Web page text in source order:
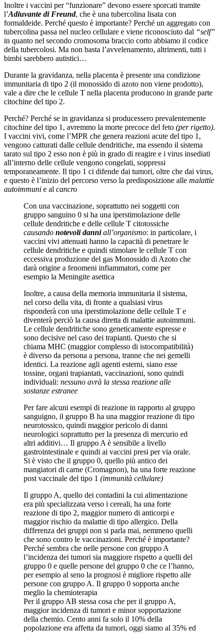
Inoltre i vaccini per “funzionare” devono essere sporcati tramite
l’Adiuvante di Freund, che è una tubercolina lisata con
formaldeide. Perché questo è importante? Perché un aggregato con
tubercolina passa nel nucleo cellulare e viene riconosciuto dal “self”
in quanto nel secondo cromosoma braccio corto abbiamo il codice
della tubercolosi. Ma non basta l’avvelenamento, altrimenti, tutti i
bimbi sarebbero autistici…
Durante la gravidanza, nella placenta è presente una condizione
immunitaria di tipo 2 (il monossido di azoto non viene prodotto),
vale a dire che le cellule T nella placenta producono in grande parte
citochine del tipo 2.
Perché? Perché se in gravidanza si producessero prevalentemente
citochine del tipo 1, avremmo la morte precoce del feto (per rigetto).
I vaccini vivi, come l’MPR che genera reazioni acute del tipo 1,
vengono catturati dalle cellule dendritiche, ma essendo il sistema
tarato sul tipo 2 esso non è più in grado di reagire e i virus insediati
all’interno delle cellule vengono congelati, soppressi
temporaneamente. Il tipo 1 ci difende dai tumori, oltre che dai virus,
e questo è l’inizio del percorso verso la predisposizione alle malattie
autoimmuni e al cancro
Con una vaccinazione, soprattutto nei soggetti con
gruppo sanguino 0 si ha una iperstimolazione delle
cellule dendritiche e delle cellule T citotossiche
causando notevoli danniall’organismo: in particolare, i
vaccini vivi attenuati hanno la capacità di penetrare le
cellule dendritiche e quindi stimolare le cellule T con
eccessiva produzione del gas Monossido di Azoto che
darà origine a fenomeni infiammatori, come per
esempio la Meningite asettica
Inoltre, a causa della memoria immunitaria il sistema,
nel corso della vita, di fronte a qualsiasi virus
risponderà con una iperstimolazione delle cellule T e
diventerà perciò la causa diretta di malattie autoimmuni.
Le cellule dendritiche sono geneticamente espresse e
sono decisive nel caso dei trapianti. Questo che si
chiama MHC (maggior complesso di istocompatibilità)
è diverso da persona a persona, tranne che nei gemelli
identici. La reazione agli agenti esterni, siano esse
tossine, organi trapiantati, vaccinazioni, sono quindi
individuali: nessuno avrà la stessa reazione alle
sostanze estranee
Per fare alcuni esempi di reazione in rapporto al gruppo
sanguigno, il gruppo B ha una maggior reazione di tipo
neurotossico, quindi maggior pericolo di danni
neurologici soprattutto per la presenza di mercurio ed
altri additivi… Il gruppo A è sensibile a livello
gastrointestinale e quindi ai vaccini presi per via orale.
Si è visto che il gruppo 0, quello più antico dei
mangiatori di carne (Cromagnon), ha una forte reazione
post vaccinale del tipo 1 (immunità cellulare)
Il gruppo A, quello dei contadini la cui alimentazione
era più specializzata verso i cereali, ha una forte
reazione di tipo 2, maggior numero di anticorpi e
maggior rischio da malattie di tipo allergico. Della
differenza dei gruppi non si parla mai, nemmeno quelli
che sono contro le vaccinazioni. Perché è importante?
Perché sembra che nelle persone con gruppo A
l’incidenza dei tumori sia maggiore rispetto a quelli del
gruppo 0 e quelle persone del gruppo 0 che ce l’hanno,
per esempio al seno la prognosi è migliore rispetto alle
persone con gruppo A. Il gruppo 0 sopporta anche
meglio la chemioterapia
Per il gruppo AB stessa cosa che per il gruppo A,
maggior incidenza di tumori e minor sopportazione
della chemio. Cento anni fa solo il 10% della
popolazione era affetta da tumori, oggi siamo al 35% ed